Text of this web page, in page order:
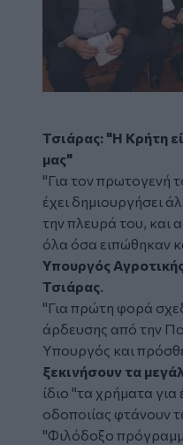
Τσιάρας: "Η Κρήτη
μας"
"Για τον πρωτογενή
έχει δημιουργήσει
την πλευρά του, και
όλα όσα ειπώθηκαν
Υπουργός
Τσιάρας.
"Για πρώτη φορά
άρδευσης από την
Υπουργός και
ξεκινήσουν τα
ίδιο "τα χρήματα
οδοποιίας φτάνουν
"Φιλόδοξο